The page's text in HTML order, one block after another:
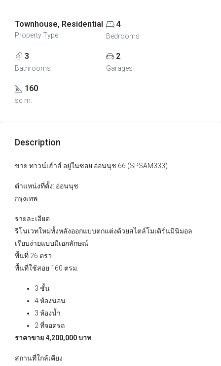
Townhouse, Residential
Property Type
4
Bedrooms
3
Bathrooms
2
Garages
160
sq m.
Description
ขาย ทาวน์เฮ้าส์ อยู่ในซอย อ่อนนุช 66 (SPSAM333)
ตำแหน่งที่ตั้ง: อ่อนนุช
กรุงเทพ
รายละเอียด
รีโนเวทใหม่ทั้งหลังออกแบบตกแต่งด้วยสไตล์โมเดิร์นมินิมอล
เรียบง่ายแบบมีเอกลักษณ์
พื้นที่ 26 ตรว
พื้นที่ใช้สอย 160 ตรม.
3 ชั้น
4 ห้องนอน
3 ห้องน้ำ
2 ที่จอดรถ
ราคาขาย 4,200,000 บาท
สถานที่ใกล้เคียง